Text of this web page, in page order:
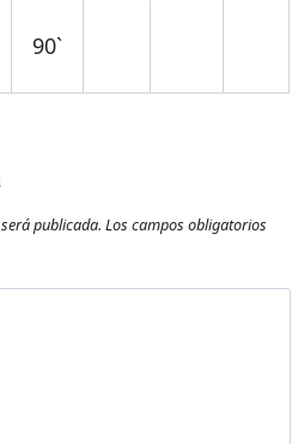
90`
publicada. Los campos obligatorios